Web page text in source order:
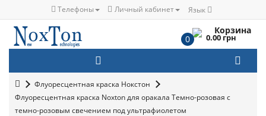
Телефоны Личный кабинет Язык
Корзина
0 0.00 грн
Флуоресцентная краска Нокстон
Флуоресцентная краска Noxton для оракала Темно-розовая с
темно-розовым свечением под ультрафиолетом